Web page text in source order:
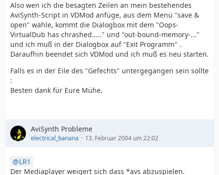
Also wen ich die besagten Zeilen an mein bestehendes
AviSynth-Script in VDMod anfüge, aus dem Menü "save &
open" wähle, kommt die Dialogbox mit dem "Oops-
VirtualDub has chrashed....." und "out-bound-memory-..."
und ich muß in der Dialogbox auf "Exit Programm" .
Daraufhin beendet sich VDMod und ich muß es neu starten.
Falls es in der Eile des "Gefechts" untergegangen sein sollte
:
Besten dank für Eure Mühe.
AviSynth Probleme
electrical_banana 13. Februar 2004 um 22:02
LR1
Der Mediaplayer weigert sich dass *avs abzuspielen.